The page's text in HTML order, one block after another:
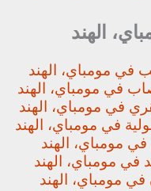
الهند
في مومباي، الهند
في مومباي، الهند
في مومباي، الهند
في مومباي، الهند
مومباي، الهند
في مومباي، الهند
مومباي، الهند